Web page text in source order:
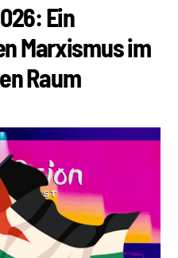
Ein
Marxismus im
Raum